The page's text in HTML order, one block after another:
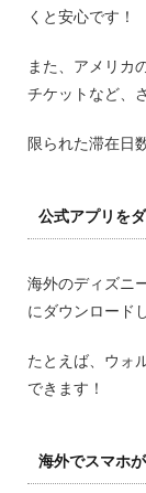
くと安心です！
また、アメリカ
チケットなど、
限られた滞在日
公式アプリを
海外のディズニ
にダウンロード
たとえば、ウォ
できます！
海外でスマホ